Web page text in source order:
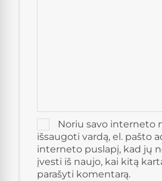
Noriu savo interneto
išsaugoti vardą, el. pašto
interneto puslapį, kad jų
įvesti iš naujo, kai kitą
parašyti komentarą.